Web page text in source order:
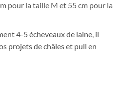
pour la taille M et 55 cm pour la
4-5 écheveaux de laine, il
projets de châles et pull en